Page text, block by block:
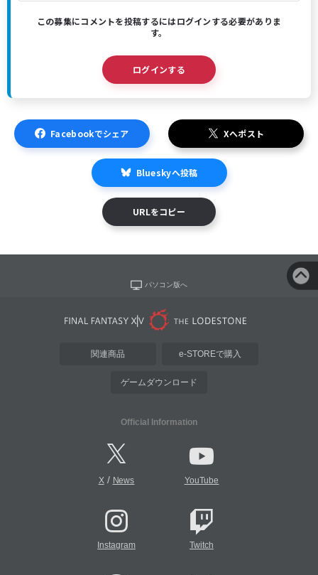
この募集にコメントを投稿するにはログインする必要がありま
す。
ログインする
Facebookでシェア Xへポスト
Blueskyへ投稿
URLをコピー
パソコン版へ
関連商品 e-STOREで購入
ゲームダウンロード
Official Information
X/ News YouTube
Instagram Twitch